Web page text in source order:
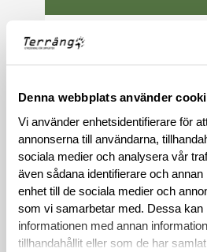
Denna webbplats använder
Vi använder enhetsidentifierare för
annonserna till användarna,
sociala medier och analysera vår
även sådana identifierare och
enhet till de sociala medier och
som vi samarbetar med. Dessa kan
informationen med annan
tillhandahållit eller som de har
Information
Produkten ska returneras i
Tänk på att
Samtliga etiketter ska sitta
Varan inte får vara
provning
Originalförpackning ska
möjligt